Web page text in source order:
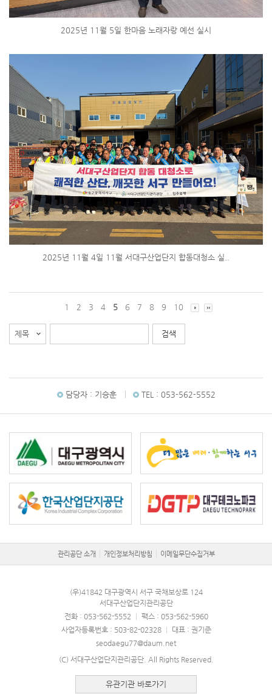
2025년 11월 5일 한마음 노래자랑 예선 실시
2025년 11월 4일 11월 서대구산업단지 합동대청소 실..
1 2 3 4 5 6 7 8 9 10
담당자 : 기승훈 TEL : 053-562-5552
관리공단 소개 개인정보처리방침 이메일무단수집거부
(우)41842 대구광역시 서구 국채보상로 124
서대구산업단지관리공단
전화 : 053-562-5552
팩스 : 053-562-5960
사업자등록번호 : 503-82-02328
대표 : 권기준
seodaegu77@daum.net
(C) 서대구산업단지관리공단. All Rights Reserved.
유관기관 바로가기